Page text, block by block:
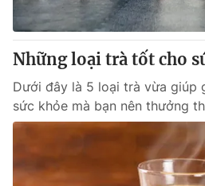
Những loại trà tốt cho
Dưới đây là 5 loại trà vừa giúp
sức khỏe mà bạn nên thưởng